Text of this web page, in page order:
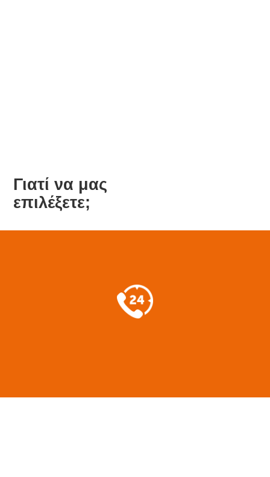
Γιατί να μας
επιλέξετε;